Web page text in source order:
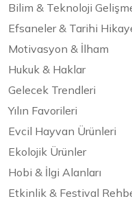
Bilim & Teknoloji
Efsaneler & Tarihi
Motivasyon & İlham
Hukuk & Haklar
Gelecek Trendleri
Yılın Favorileri
Evcil Hayvan Ürünleri
Ekolojik Ürünler
Hobi & İlgi Alanları
Etkinlik & Festival